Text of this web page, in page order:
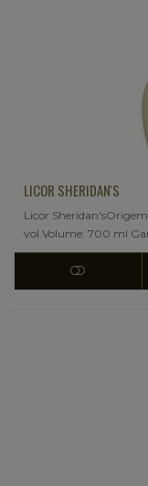
LICOR SHERIDAN'S
Licor
vol.Volume: 700 ml